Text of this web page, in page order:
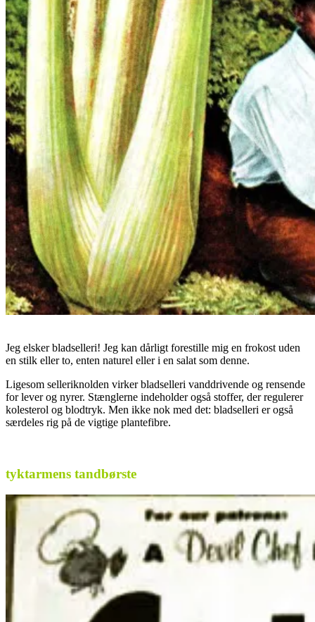
Jeg elsker bladselleri! Jeg kan dårligt forestille mig en frokost uden
en stilk eller to, enten naturel eller i en salat som denne.
Ligesom selleriknolden virker bladselleri vanddrivende og rensende
for lever og nyrer. Stænglerne indeholder også stoffer, der regulerer
kolesterol og blodtryk. Men ikke nok med det: bladselleri er også
særdeles rig på de vigtige plantefibre.
tyktarmens tandbørste